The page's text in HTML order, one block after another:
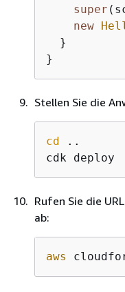
super
new
  }
}
Stellen Sie die
cd ..
cdk deploy
Rufen Sie die
ab:
aws